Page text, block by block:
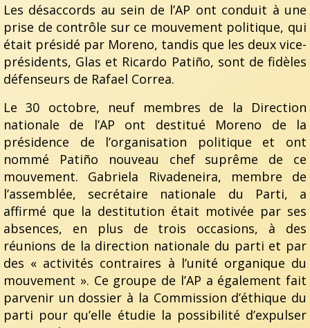
Les désaccords au sein de l’AP ont conduit à une
prise de contrôle sur ce mouvement politique, qui
était présidé par Moreno, tandis que les deux vice-
présidents, Glas et Ricardo Patiño, sont de fidèles
défenseurs de Rafael Correa.
Le 30 octobre, neuf membres de la Direction
nationale de l’AP ont destitué Moreno de la
présidence de l’organisation politique et ont
nommé Patiño nouveau chef suprême de ce
mouvement. Gabriela Rivadeneira, membre de
l’assemblée, secrétaire nationale du Parti, a
affirmé que la destitution était motivée par ses
absences, en plus de trois occasions, à des
réunions de la direction nationale du parti et par
des « activités contraires à l’unité organique du
mouvement ». Ce groupe de l’AP a également fait
parvenir un dossier à la Commission d’éthique du
parti pour qu’elle étudie la possibilité d’expulser